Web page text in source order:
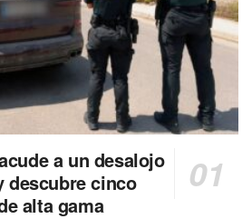
a un desalojo
descubre cinco
alta gama